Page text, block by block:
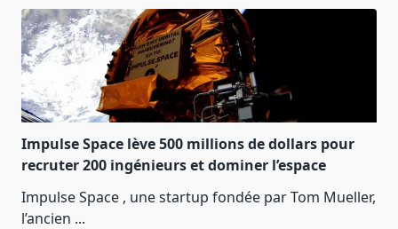
Impulse Space lève 500 millions de dollars pour
recruter 200 ingénieurs et dominer l’espace
Impulse Space , une startup fondée par Tom Mueller,
l’ancien ...